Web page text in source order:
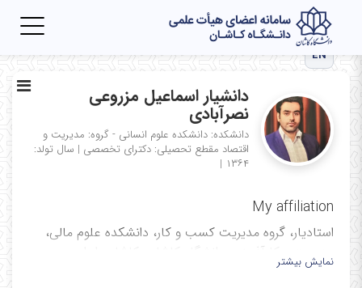
EN
دانشیار اسماعیل مزروعی
نصرآبادی
دانشکده: دانشکده علوم انسانی - گروه: مدیریت و
اقتصاد مقطع تحصیلی: دکترای تخصصی | سال تولد:
۱۳۶۴ |
My affiliation
استادیار، گروه مدیریت کسب و کار، دانشکده علوم مالی،
مدیریت و کارآفرینی، دانشگاه کاشان، کاشان، ایران
نمایش بیشتر